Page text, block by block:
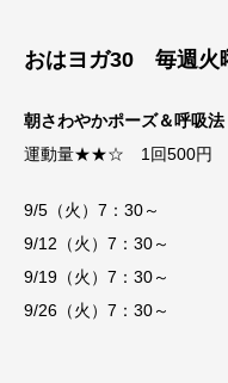
おはヨガ30 毎週火
朝さわやかポーズ＆呼吸
運動量★★☆ 1回500円
9/5（火）7：30～
9/12（火）7：30～
9/19（火）7：30～
9/26（火）7：30～